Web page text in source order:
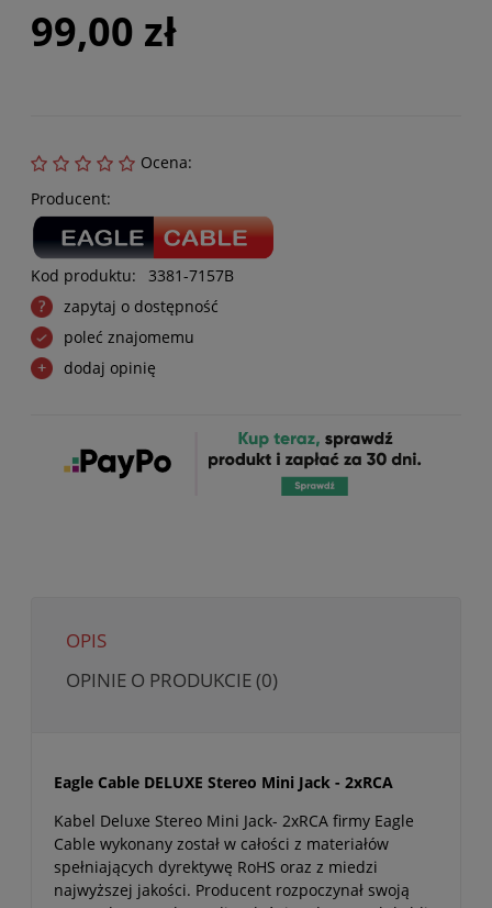
99,00 zł
Ocena:
Producent:
Kod produktu:
3381-7157B
zapytaj o dostępność
poleć znajomemu
dodaj opinię
OPIS
OPINIE O PRODUKCIE (0)
Eagle Cable DELUXE Stereo Mini Jack - 2xRCA
Kabel Deluxe Stereo Mini Jack- 2xRCA firmy Eagle
Cable wykonany został w całości z materiałów
spełniających dyrektywę RoHS oraz z miedzi
najwyższej jakości. Producent rozpoczynał swoją